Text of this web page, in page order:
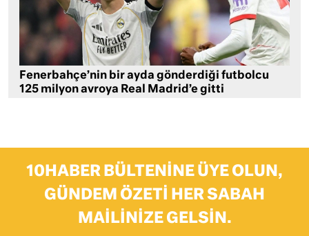
Fenerbahçe’nin bir ayda gönderdiği futbolcu
125 milyon avroya Real Madrid’e gitti
10HABER BÜLTENINE ÜYE OLUN,
GÜNDEM ÖZETI HER SABAH
MAILINIZE GELSIN.